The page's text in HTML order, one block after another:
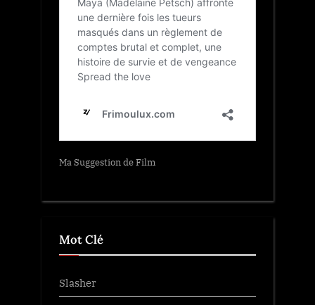
Ma Suggestion de Film
Mot Clé
Slasher